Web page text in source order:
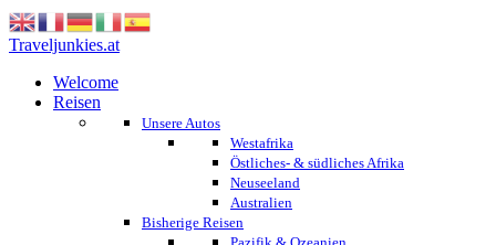
Traveljunkies.at
Welcome
Reisen
Unsere Autos
Westafrika
Östliches- & südliches Afrika
Neuseeland
Australien
Bisherige Reisen